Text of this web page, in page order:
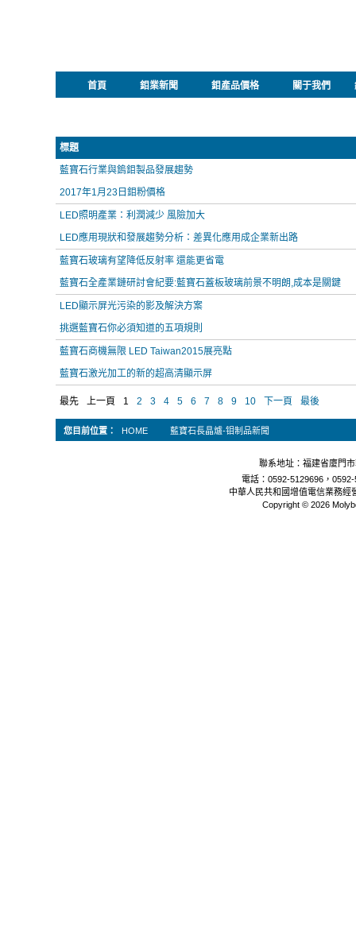
首頁 鉬業新聞 鉬產品價格 關于我們
標題
藍寶石行業與鎢鉬製品發展趨勢
2017年1月23日鉬粉價格
LED照明產業：利潤減少 風險加大
LED應用現狀和發展趨勢分析：差異化應用成企業新出路
藍寶石玻璃有望降低反射率 還能更省電
藍寶石全產業鏈研討會紀要:藍寶石蓋板玻璃前景不明朗,成本是關鍵
LED顯示屏光污染的影及解決方案
挑選藍寶石你必須知道的五項規則
藍寶石商機無限 LED Taiwan2015展亮點
藍寶石激光加工的新的超高清顯示屏
最先 上一頁 1 2 3 4 5 6 7 8 9 10 下一頁 最後
您目前位置： HOME 藍寶石長晶爐-钼制品新聞
聯系地址：福建省廈門
電話：0592-5129696，
中華人民共和國增值電信業務經
Copyright © 2026